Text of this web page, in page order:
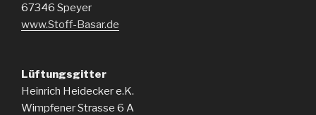
67346 Speyer
www.Stoff-Basar.de
Lüftungsgitter
Heinrich Heidecker e.K.
Wimpfener Strasse 6 A